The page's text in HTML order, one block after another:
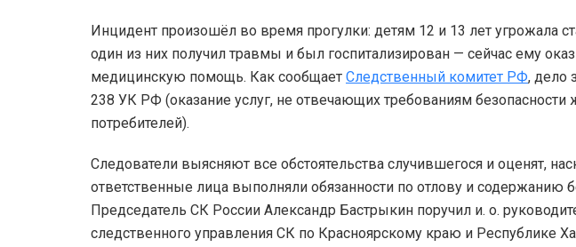
Инцидент произошёл во время прогулки: детям 12 и 13 лет угрожала
один из них получил травмы и был госпитализирован — сейчас ему
медицинскую помощь. Как сообщает Следственный комитет РФ, дело
238 УК РФ (оказание услуг, не отвечающих требованиям безопасности
потребителей).
Следователи выясняют все обстоятельства случившегося и оценят,
ответственные лица выполняли обязанности по отлову и содержанию
Председатель СК России Александр Бастрыкин поручил и. о.
следственного управления СК по Красноярскому краю и Республике